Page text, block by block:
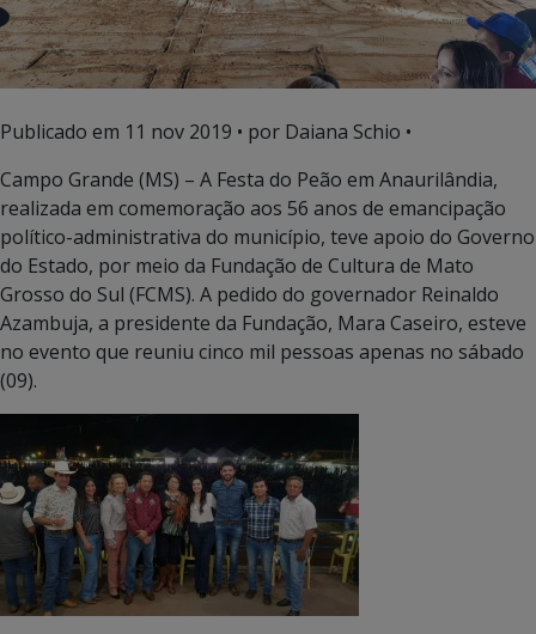
Publicado em 11 nov 2019 • por Daiana Schio •
Campo Grande (MS) – A Festa do Peão em Anaurilândia,
realizada em comemoração aos 56 anos de emancipação
político-administrativa do município, teve apoio do Governo
do Estado, por meio da Fundação de Cultura de Mato
Grosso do Sul (FCMS). A pedido do governador Reinaldo
Azambuja, a presidente da Fundação, Mara Caseiro, esteve
no evento que reuniu cinco mil pessoas apenas no sábado
(09).